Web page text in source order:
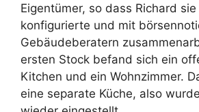
Eigentümer, so dass Richard sie
konfigurierte und mit
Gebäudeberatern
ersten Stock befand sich ein
Kitchen und ein Wohnzimmer.
eine separate Küche, also